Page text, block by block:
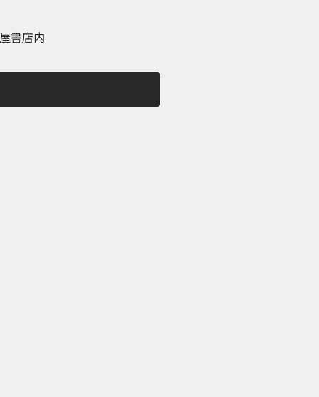
書店内